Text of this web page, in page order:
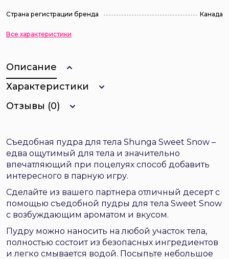
Страна регистрации бренда Канада
Все характеристики
Описание
Характеристики
Отзывы (0)
Съедобная пудра для тела Shunga Sweet Snow –
едва ощутимый для тела и значительно
впечатляющий при поцелуях способ добавить
интересного в парную игру.
Сделайте из вашего партнера отличный десерт с
помощью съедобной пудры для тела Sweet Snow
с возбуждающим ароматом и вкусом.
Пудру можно наносить на любой участок тела,
полностью состоит из безопасных ингредиентов
и легко смывается водой. Посыпьте небольшое